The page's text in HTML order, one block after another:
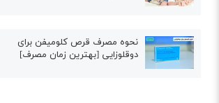
نحوه مصرف قرص کلومیفن برای
دوقلوزایی [بهترین زمان مصرف]